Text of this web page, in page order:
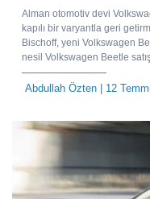
Alman otomotiv devi
kapılı bir varyantla geri
Bischoff, yeni Volkswagen
nesil Volkswagen Beetle
Abdullah Özten | 12